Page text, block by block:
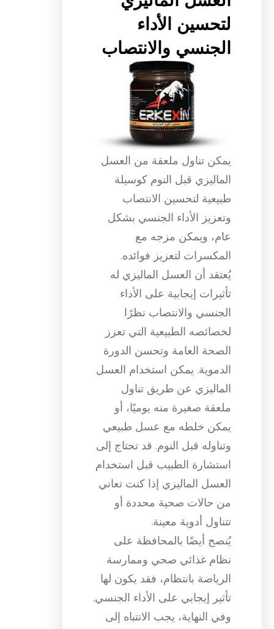
لتحسين الأداء
الجنسي والانتصاب
يمكن تناول ملعقة من العسل
الماليزي قبل النوم كوسيلة
طبيعية لتحسين الانتصاب
وتعزيز الأداء الجنسي بشكل
عام، ويمكن مزجه مع
المكسرات لتعزيز فوائده.
يُعتقد أن العسل الماليزي له
تأثيرات إيجابية على الأداء
الجنسي والانتصاب نظرًا
لخصائصه الطبيعية التي تعزز
الصحة العامة وتحسن الدورة
الدموية. يمكن استخدام العسل
الماليزي عن طريق تناول
ملعقة صغيرة منه يوميًا، أو
يمكن خلطه مع عسل طبيعي
وتناوله قبل النوم. قد تحتاج إلى
استشارة الطبيب قبل استخدام
العسل الماليزي إذا كنت تعاني
من حالات صحية محددة أو
تتناول أدوية معينة.
يُنصح أيضًا بالمحافظة على
نظام غذائي صحي وممارسة
الرياضة بانتظام، فقد يكون لها
تأثير إيجابي على الأداء الجنسي.
وفي النهاية، يجب الانتباه إلى